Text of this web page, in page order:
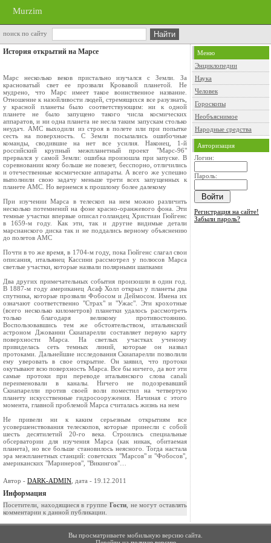
Murzim
поиск по сайту
История открытий на Марсе
Марс несколько веков пристально изучался с Земли. За
красноватый свет ее прозвали Кровавой планетой. Не
мудрено, что Марс имеет такое воинственное название.
Отношение к назойливости людей, стремящихся все разузнать,
у красной планеты было соответствующим: ни к одной
планете не было запущено такого числа космических
аппаратов, и ни одна планета не несла таким запускам столько
неудач. АМС выходили из строя в полете или при попытке
сесть на поверхность. С Земли посылались ошибочные
команды, сводившие на нет все усилия. Наконец, 1-й
российский крупный межпланетный проект "Марс-96"
прервался у самой Земли: ошибка произошла при запуске. В
соревновании кому больше не повезет, бесспорно, отличились
и отечественные космические аппараты. А всего же успешно
выполнили свою задачу меньше трети всех запущенных к
планете АМС. Но вернемся к прошлому более далекому
При изучении Марса в телескоп на нем можно различить
несколько потемнений на фоне красно-оранжевого фона. Эти
темные участки впервые описал голландец Христиан Гюйгенс
в 1659-м году. Как эти, так и другие видимые детали
марсианского диска так и не поддались верному объяснению
до полетов АМС
Почти в то же время, в 1704-м году, пока Гюйгенс слагал свои
описания, итальянец Кассини рассмотрел у полюсов Марса
светлые участки, которые назвали полярными шапками
Два других примечательных события произошли в один год.
В 1887-м году американец Асаф Холл открыл у планеты два
спутника, которые прозвали Фобосом и Деймосом. Имена их
означают соответственно "Страх" и "Ужас". Эти крохотные
(всего несколько километров) планетки удалось рассмотреть
только благодаря великому противостоянию.
Воспользовавшись тем же обстоятельством, итальянский
астроном Джованни Скиапарелли составляет первую карту
поверхности Марса. На светлых участках ученому
привиделась сеть темных линий, которые он назвал
протоками. Дальнейшие исследования Скиапарелли позволили
ему уверовать в свое открытие. Он заявил, что протоки
окутывают всю поверхность Марса. Все бы ничего, да вот эти
самые протоки при переводе итальянского слова canali
переименовали в каналы. Ничего не подозревавший
Скиапарелли против своей воли поместил на четвертую
планету искусственные гидросооружения. Начиная с этого
момента, главной проблемой Марса считалась жизнь на нем
Не привели ни к каким серьезным открытиям все
усовершенствования телескопов, которые принесли с собой
шесть десятилетий 20-го века. Строились специальные
обсерватории для изучения Марса (как никак, обитаемая
планета), но все больше становилось неясного. Тогда настала
эра межпланетных станций: советских "Марсов" и "Фобосов",
американских "Маринеров", "Викингов"…
Автор - DARK-ADMIN , дата - 19.12.2011
Информация
Посетители, находящиеся в группе Гости, не могут оставлять
комментарии к данной публикации.
Меню
Энциклопедии
Наука
Человек
Гороскопы
Необъяснимое
Народные средства
Авторизация
Логин:
Пароль:
Регистрация на сайте!
Забыли пароль?
Вы просматриваете мобильную версию сайта.